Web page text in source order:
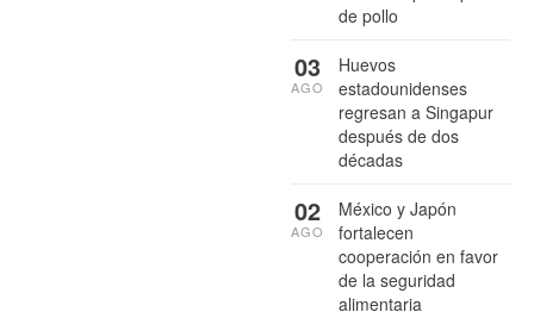
de pollo
Huevos
estadounidenses
regresan a Singapur
después de dos
décadas
03
AGO
México y Japón
fortalecen
cooperación en favor
de la seguridad
alimentaria
02
AGO